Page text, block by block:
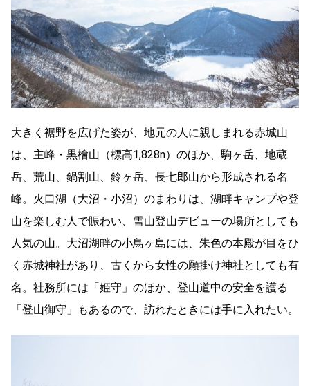
大きく裾野を広げた姿が、地元の人に親しまれる赤城山
は、主峰・黒檜山（標高1,828n）のほか、駒ヶ岳、地蔵
岳、荒山、鍋割山、鈴ヶ岳、長七郎山から形成される名
峰。火口湖（大沼・小沼）のまわりは、湖畔キャンプや登
山を楽しむ人で賑わい、雪山登山デビューの場所としても
人気の山。大沼湖畔の小鳥ヶ島には、朱色の本殿が目をひ
く赤城神社があり、古くから女性の願掛け神社としても有
名。社務所には「姫守」のほか、登山道中の安全を護る
「登山御守」もあるので、訪れたときには手に入れたい。